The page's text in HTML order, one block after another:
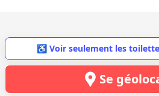
♿ Voir seulement les
Se